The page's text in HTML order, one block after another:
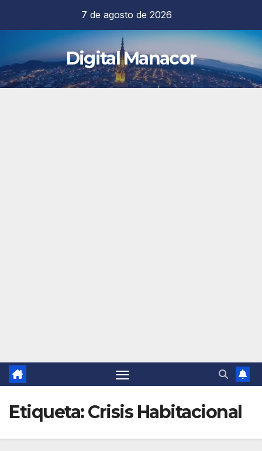
contenido
7 de agosto de 2026
Digital Manacor
Etiqueta:Crisis Habitacional